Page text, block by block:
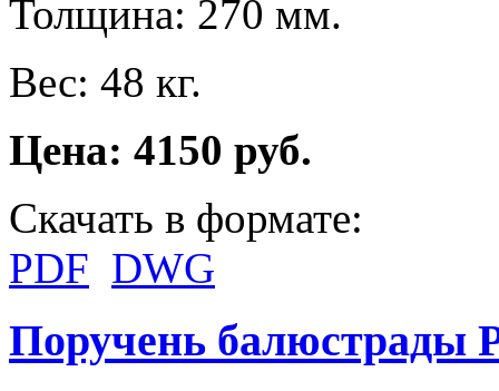
Толщина: 270 мм.
Вес: 48 кг.
Цена: 4150 руб.
Скачать в формате:
PDF DWG
Поручень балюстрады